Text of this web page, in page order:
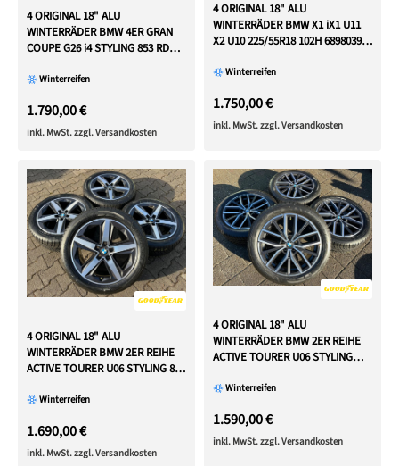
4 ORIGINAL 18" ALU
WINTERRÄDER BMW 4ER GRAN
COUPE G26 i4 STYLING 853 RDKS
Winterreifen
1.790,00 €
inkl. MwSt. zzgl. Versandkosten
4 ORIGINAL 18" ALU
WINTERRÄDER BMW X1 iX1 U11
X2 U10 225/55R18 102H 6898039
Winterreifen
1.750,00 €
inkl. MwSt. zzgl. Versandkosten
4 ORIGINAL 18" ALU
WINTERRÄDER BMW 2ER REIHE
ACTIVE TOURER U06 STYLING 837
Winterreifen
1.690,00 €
inkl. MwSt. zzgl. Versandkosten
4 ORIGINAL 18" ALU
WINTERRÄDER BMW 2ER REIHE
ACTIVE TOURER U06 STYLING
Winterreifen
1.590,00 €
inkl. MwSt. zzgl. Versandkosten